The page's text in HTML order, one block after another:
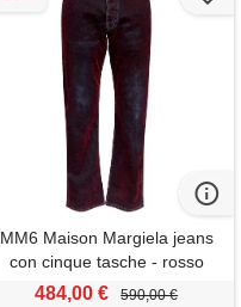
MM6 Maison Margiela jeans
con cinque tasche - rosso
484,00 € 590,00 €